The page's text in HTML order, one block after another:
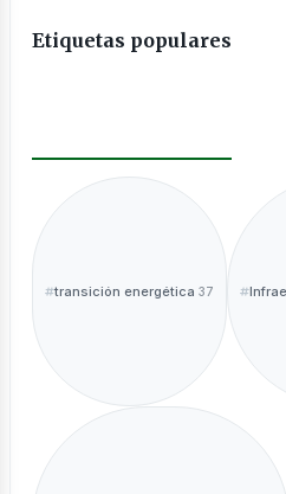
Etiquetas populares
transición energética 37